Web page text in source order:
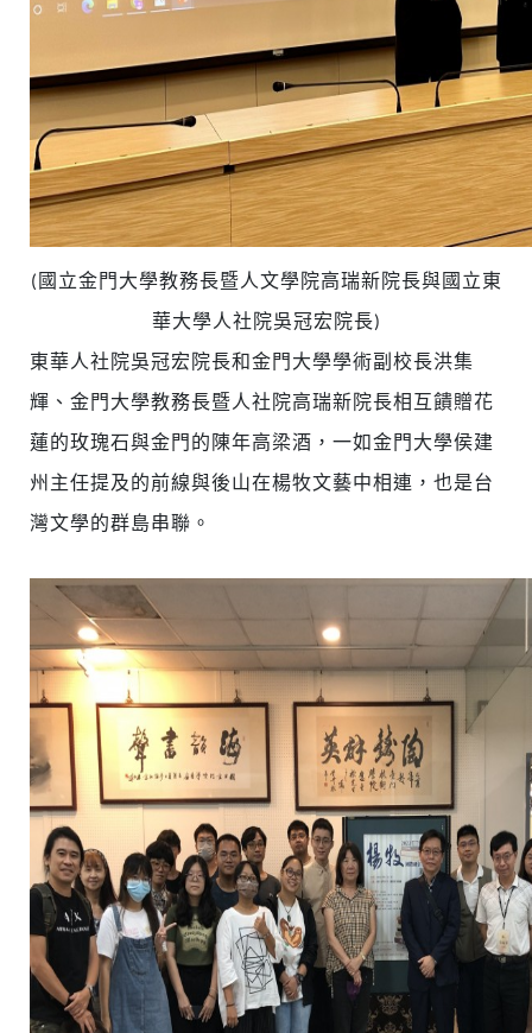
(國立金門大學教務長暨人文學院高瑞新院長與國立東
華大學人社院吳冠宏院長)
東華人社院吳冠宏院長和金門大學學術副校長洪集
輝、金門大學教務長暨人社院高瑞新院長相互饋贈花
蓮的玫瑰石與金門的陳年高梁酒，一如金門大學侯建
州主任提及的前線與後山在楊牧文藝中相連，也是台
灣文學的群島串聯。